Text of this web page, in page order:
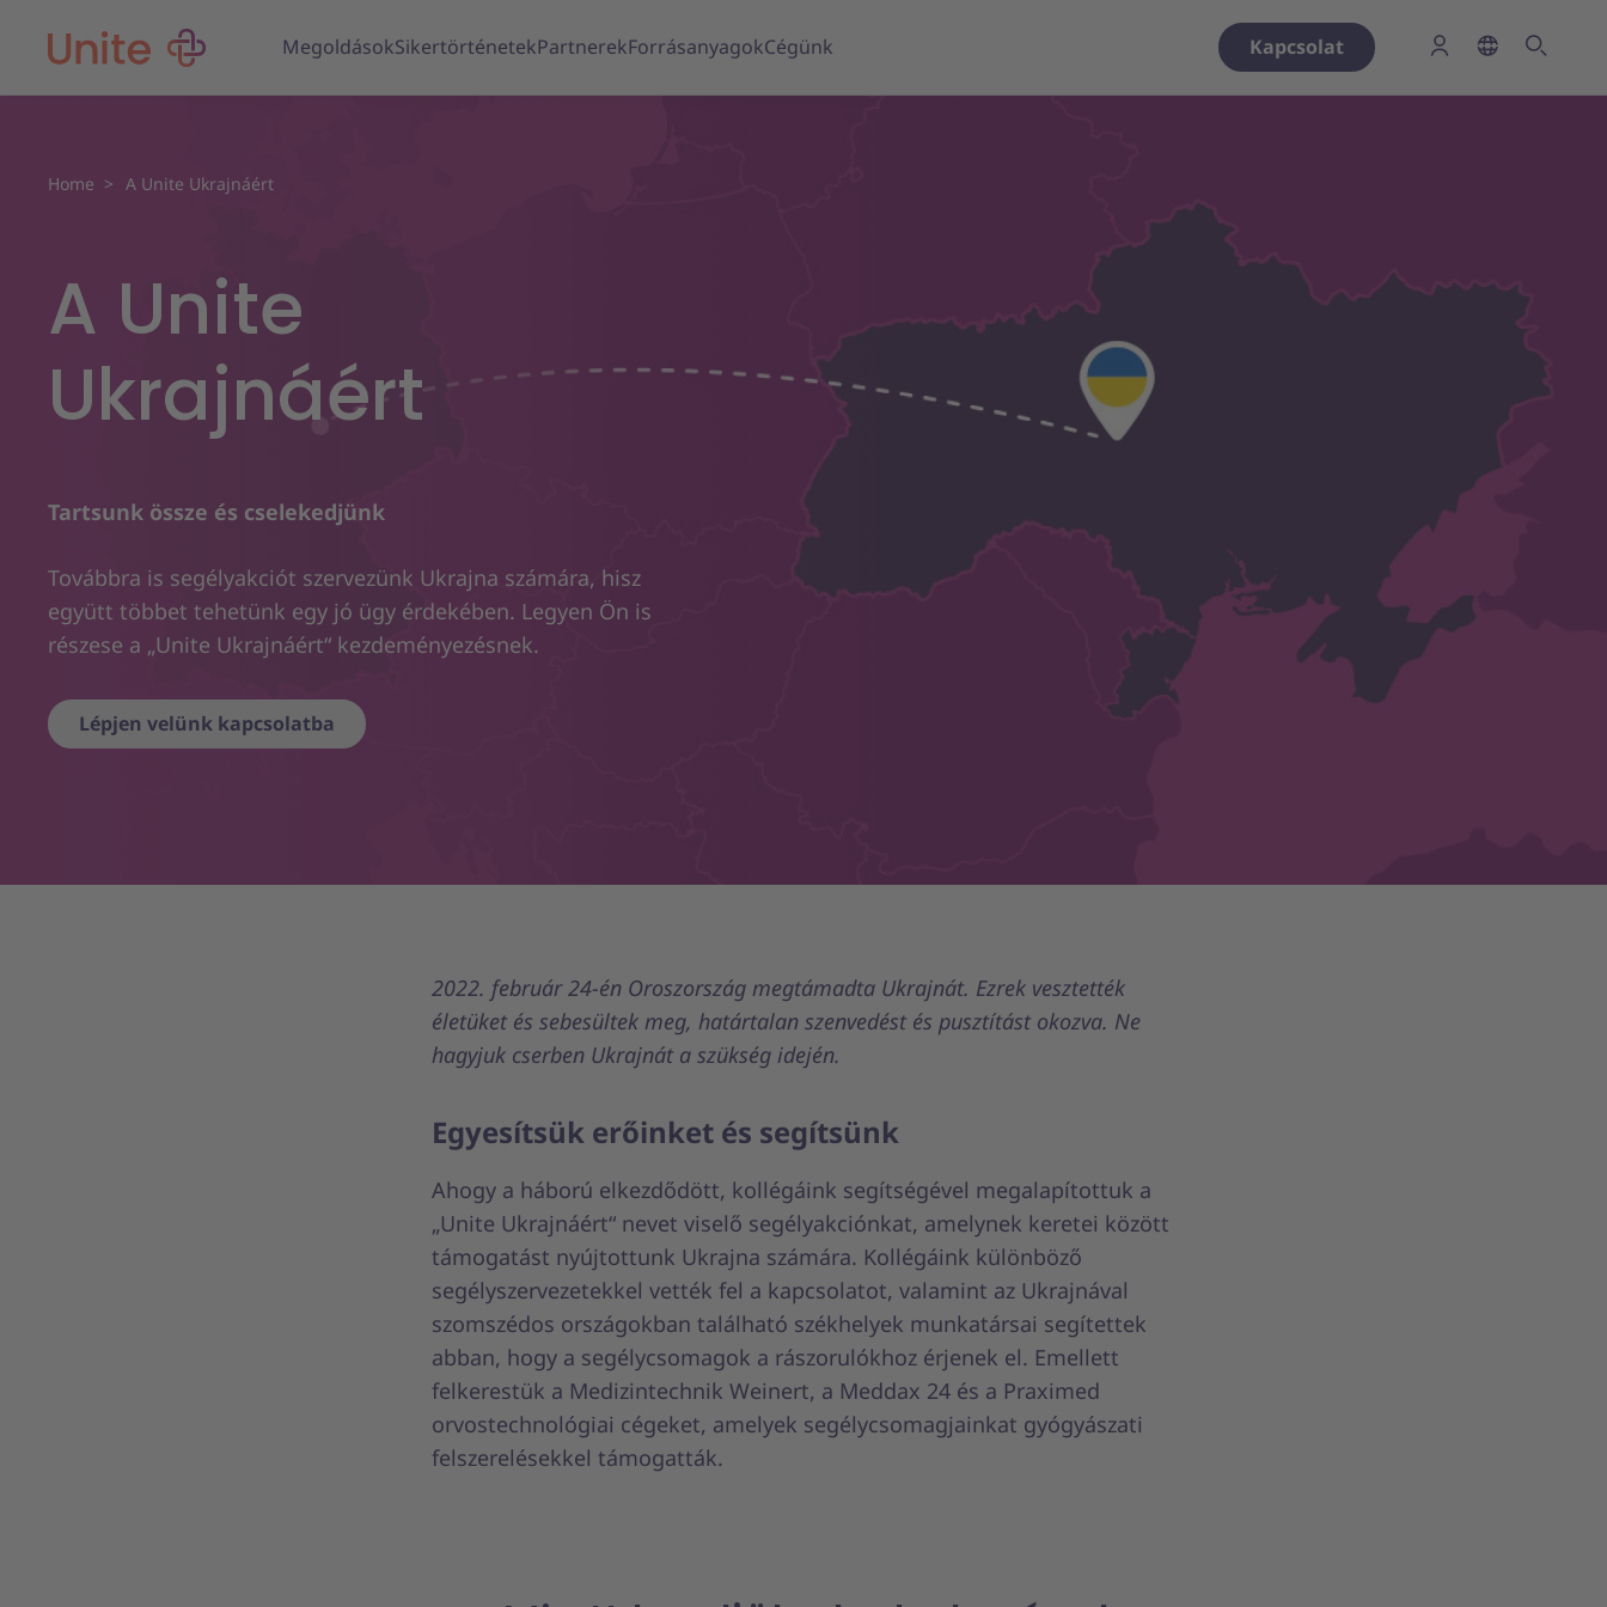
MegoldásokSikertörténetekPartnerekForrásanyagokCégünk Kapcsolat
Home A Unite Ukrajnáért
A Unite
Ukrajnáért
Tartsunk össze és cselekedjünk
Továbbra is segélyakciót szervezünk Ukrajna számára, hisz
együtt többet tehetünk egy jó ügy érdekében. Legyen Ön is
részese a „Unite Ukrajnáért“ kezdeményezésnek.
Lépjen velünk kapcsolatba
2022. február 24-én Oroszország megtámadta Ukrajnát. Ezrek vesztették
életüket és sebesültek meg, határtalan szenvedést és pusztítást okozva. Ne
hagyjuk cserben Ukrajnát a szükség idején.
Egyesítsük erőinket és segítsünk
Ahogy a háború elkezdődött, kollégáink segítségével megalapítottuk a
„Unite Ukrajnáért“ nevet viselő segélyakciónkat, amelynek keretei között
támogatást nyújtottunk Ukrajna számára. Kollégáink különböző
segélyszervezetekkel vették fel a kapcsolatot, valamint az Ukrajnával
szomszédos országokban található székhelyek munkatársai segítettek
abban, hogy a segélycsomagok a rászorulókhoz érjenek el. Emellett
felkerestük a Medizintechnik Weinert, a Meddax 24 és a Praximed
orvostechnológiai cégeket, amelyek segélycsomagjainkat gyógyászati
felszerelésekkel támogatták.